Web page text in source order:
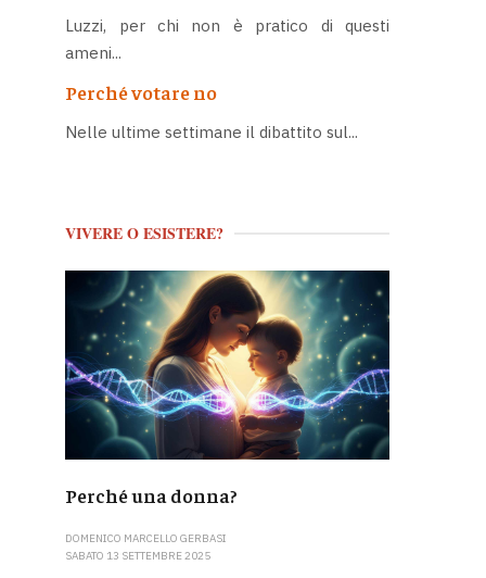
Luzzi, per chi non è pratico di questi
ameni...
Perché votare no
Nelle ultime settimane il dibattito sul...
VIVERE O ESISTERE?
Perché una donna?
DOMENICO MARCELLO GERBASI
SABATO 13 SETTEMBRE 2025